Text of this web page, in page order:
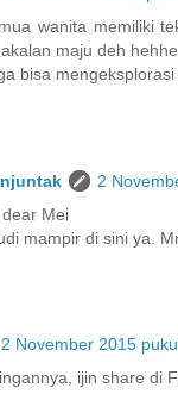
wanita memiliki
maju deh
bisa
2
Mei
mampir di sini ya.
2 November 2015
ijin share di